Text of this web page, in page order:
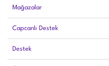
Mağazalar
Capcanlı Destek
Destek